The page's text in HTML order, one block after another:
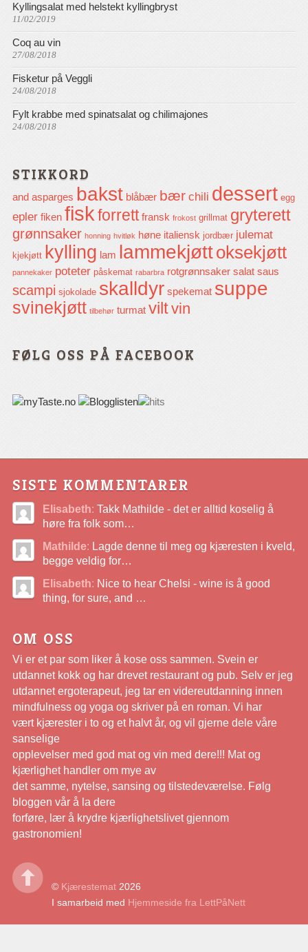
Kyllingsalat med helstekt kyllingbryst
11/02/2019
Coq au vin
27/08/2018
Fisketur på Veggli
24/08/2018
Fylt krabbe med spinatsalat og chilimajones
24/08/2018
STIKKORD
and asparges bakst blåbær bær chili dessert egg
epler fiken fiskforrett fransk frokost grillmat gryterett
grønnsaker honning hvitløk høne italiensk jordbær julemat
kjekjøtt kylling lam lammekjøttoksekjøtt
pannekaker poteter påskemat rabarbra rotgrønnsaker salat saus
scampi sjokolade skalldyr spekemat suppe
svinekjøtt tilbehør turmat viltvin
FØLG OSS PÅ FACEBOOK
SISTE KOMMENTARER
Elisabeth: Takk Mathilde - det er alltid koselig å
høre fra folk som…
Mathilde: Lagde denne til meg og kjæresten i kveld,
begge veldig for…
Elisabeth: Nice to hear Chelsi - wine is å good
thing, for sure, and …
OM OSS
Vi er et par som liker å kose oss sammen. Svein er
utdannet kokk og har drevet restaurant og pub. Selv er jeg
utdannet ergoterapeut, jeg tar en videreutdanning innen
mindfulness og yoga og skriver på en roman. Vi har
vært kjærester i to og et halvt år, og vil gjerne dele våre
sanselige
opplevelser med god mat og vin med dere!!! Mat og
kjærlighet handler om mye av
det samme, nytelse, sansing og tilstedeværelse. Følg
bloggen vår å la dere
forføre, lær å krydre kjærlighetslivet gjennom
gastronomien!
© Kjærestemat2026
I samarbeid med Hjemmeside fra LettPåNett